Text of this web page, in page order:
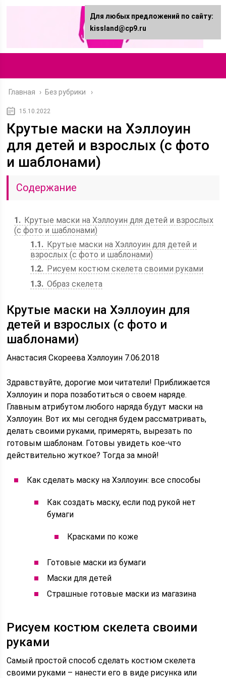
Главная › Без рубрики
15.10.2022
Крутые маски на Хэллоуин
для детей и взрослых (с фото
и шаблонами)
Содержание
1
Крутые маски на Хэллоуин для детей и взрослых
(с фото и шаблонами)
1.1
Крутые маски на Хэллоуин для детей и
взрослых (с фото и шаблонами)
1.2
Рисуем костюм скелета своими руками
1.3 Образ скелета
Крутые маски на Хэллоуин для
детей и взрослых (с фото и
шаблонами)
Анастасия Скореева Хэллоуин 7.06.2018
Здравствуйте, дорогие мои читатели! Приближается
Хэллоуин и пора позаботиться о своем наряде.
Главным атрибутом любого наряда будут маски на
Хэллоуин. Вот их мы сегодня будем рассматривать,
делать своими руками, примерять, вырезать по
готовым шаблонам. Готовы увидеть кое-что
действительно жуткое? Тогда за мной!
Как сделать маску на Хэллоуин: все способы
Как создать маску, если под рукой нет
бумаги
Красками по коже
Готовые маски из бумаги
Маски для детей
Страшные готовые маски из магазина
Рисуем костюм скелета своими
руками
Самый простой способ сделать костюм скелета
своими руками – нанести его в виде рисунка или
Для любых предложений по сайту:
kissland@cp9.ru